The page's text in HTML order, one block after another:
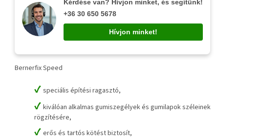
Kérdése van? Hívjon minket, és segítünk!
+36 30 650 5678
Hívjon minket!
Bernerfix Speed
✔ speciális építési ragasztó,
✔ kiválóan alkalmas gumiszegélyek és gumilapok széleinek
rögzítésére,
✔ erős és tartós kötést biztosít,